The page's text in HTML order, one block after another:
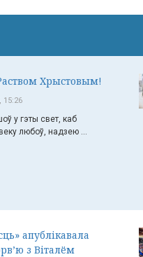
Хрыстовым!
15:26
у гэты свет, каб
любоў, надзею ...
апублікавала
з Віталём